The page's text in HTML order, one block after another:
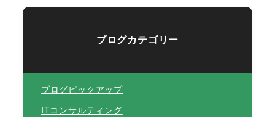
ブログカテゴリー
ブログピックアップ
ITコンサルティング